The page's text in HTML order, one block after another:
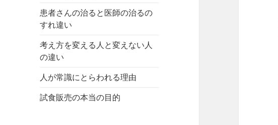
患者さんの治ると医師の治るの
すれ違い
考え方を変える人と変えない人
の違い
人が常識にとらわれる理由
試食販売の本当の目的